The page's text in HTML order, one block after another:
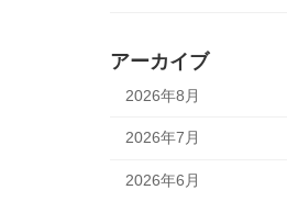
アーカイブ
2026年8月
2026年7月
2026年6月